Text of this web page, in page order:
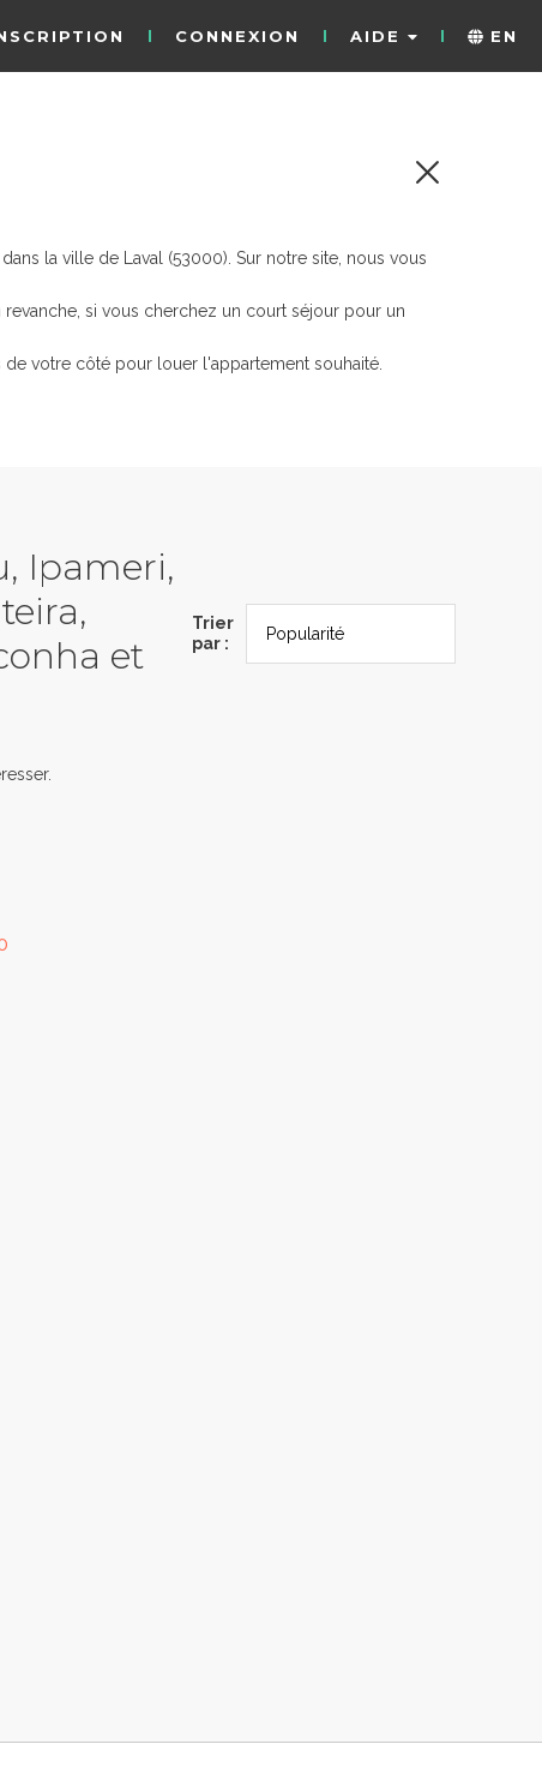
CONNEXION AIDE EN
la ville de Laval (53000). Sur notre site, nous vous
revanche, si vous cherchez un court séjour pour un
votre côté pour louer l'appartement souhaité.
Ipameri,
et
Trier
par :